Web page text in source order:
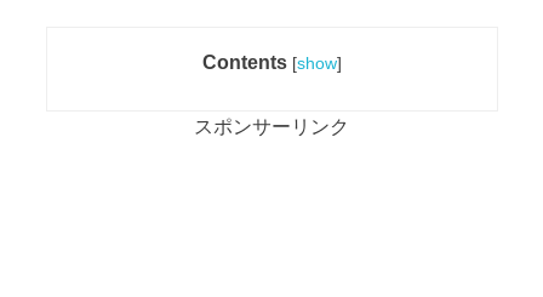
Contents [show]
スポンサーリンク